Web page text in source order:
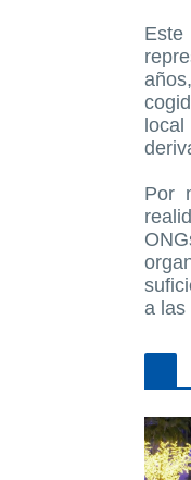
Por
a las